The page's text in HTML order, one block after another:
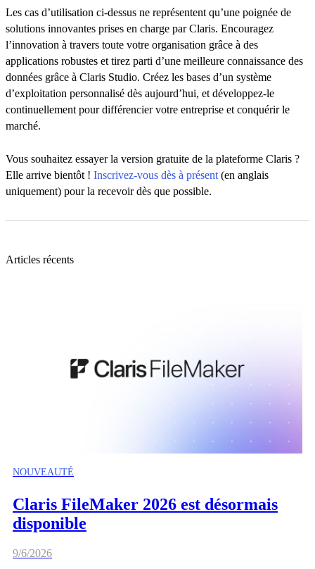
Les cas d’utilisation ci-dessus ne représentent qu’une poignée de
solutions innovantes prises en charge par Claris. Encouragez
l’innovation à travers toute votre organisation grâce à des
applications robustes et tirez parti d’une meilleure connaissance des
données grâce à Claris Studio. Créez les bases d’un système
d’exploitation personnalisé dès aujourd’hui, et développez-le
continuellement pour différencier votre entreprise et conquérir le
marché.
Vous souhaitez essayer la version gratuite de la plateforme Claris ?
Elle arrive bientôt ! Inscrivez-vous dès à présent (en anglais
uniquement) pour la recevoir dès que possible.
Articles récents
NOUVEAUTÉ
Claris FileMaker 2026 est désormais
disponible
9/6/2026